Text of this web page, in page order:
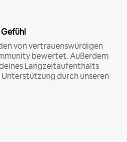
von vertrauenswürdigen
bewertet. Außerdem
Langzeitaufenthalts
durch unseren